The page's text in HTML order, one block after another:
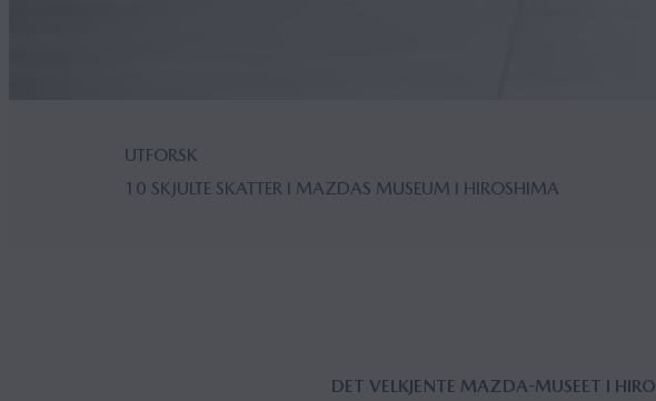
UTFORSK
10 SKJULTE SKATTER I MAZDAS MUSEUM I HIROSHIMA
DET VELKJENTE MAZDA-MUSEET I